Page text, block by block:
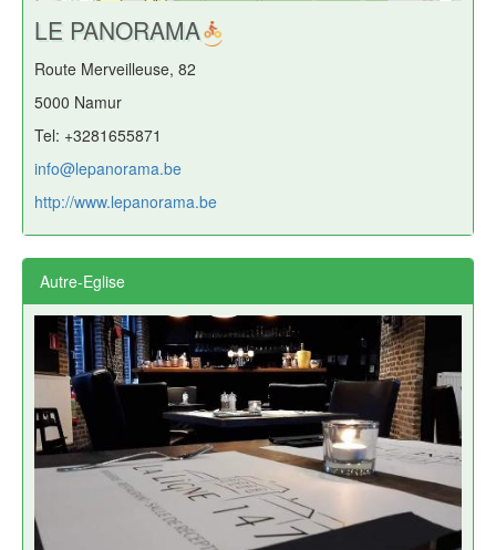
LE PANORAMA
Route Merveilleuse, 82
5000 Namur
Tel: +3281655871
info@lepanorama.be
http://www.lepanorama.be
Autre-Eglise